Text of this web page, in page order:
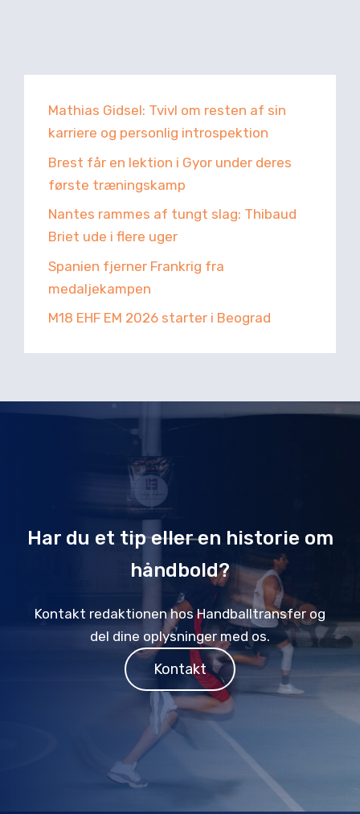
Mathias Gidsel: Tvivl om resten af sin
karriere og personlig introspektion
Brest får en lektion i Gyor under deres
første træningskamp
Nantes rammes af tungt slag: Thibaud
Briet ude i flere uger
Spanien fjerner Frankrig fra
medaljekampen
M18 EHF EM 2026 starter i Beograd
Har du et tip eller en historie om
håndbold?
Kontakt redaktionen hos Handballtransfer og
del dine oplysninger med os.
Kontakt